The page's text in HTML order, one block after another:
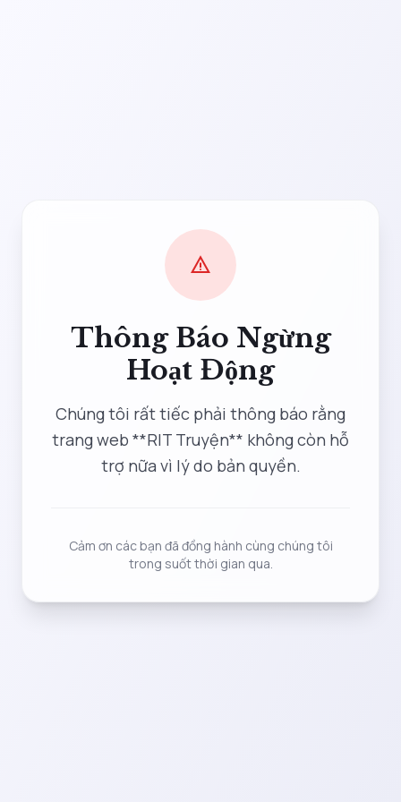
warning
Thông Báo Ngừng
Hoạt Động
Chúng tôi rất tiếc phải thông báo rằng
trang web **RIT Truyện** không còn hỗ
trợ nữa vì lý do bản quyền.
Cảm ơn các bạn đã đồng hành cùng chúng tôi
trong suốt thời gian qua.